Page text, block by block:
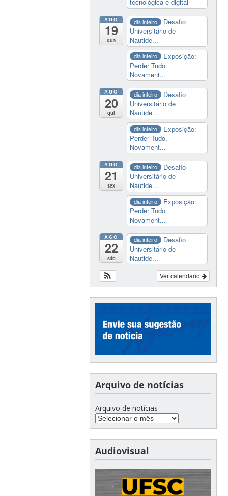
AGO
19
qua
dia inteiro
Desafio
Universitário de
Nautide...
dia inteiro
Exposição:
Perder Tudo.
Novament...
AGO
20
qui
dia inteiro
Desafio
Universitário de
Nautide...
dia inteiro
Exposição:
Perder Tudo.
Novament...
AGO
21
sex
dia inteiro
Desafio
Universitário de
Nautide...
dia inteiro
Exposição:
Perder Tudo.
Novament...
AGO
22
sáb
dia inteiro
Desafio
Universitário de
Nautide...
Ver calendário
Arquivo de notícias
Arquivo de notícias
Audiovisual